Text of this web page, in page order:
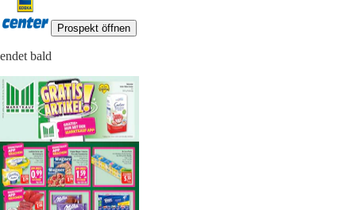
Prospekt öffnen
endet bald